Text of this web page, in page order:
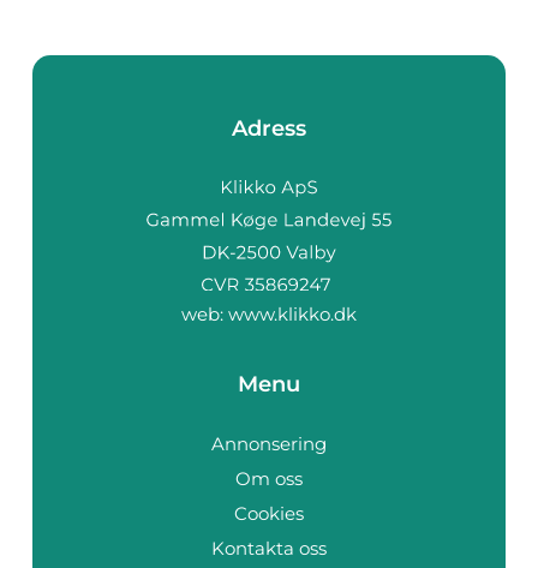
Adress
web: www.klikko.dk
Menu
Annonsering
Om oss
Cookies
Kontakta oss